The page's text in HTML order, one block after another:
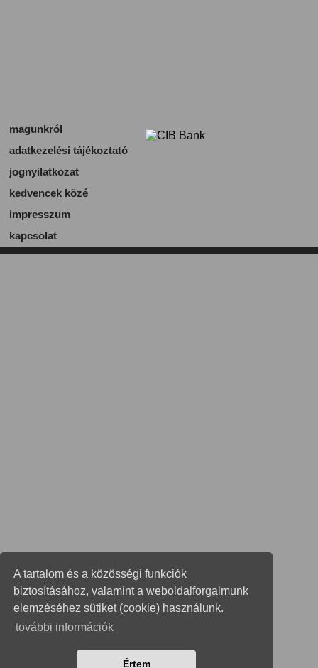
A tartalom és a közösségi funkciók
biztosításához, valamint a weboldalforgalmunk
elemzéséhez sütiket (cookie) használunk.
további információk
Értem
magunkról
adatkezelési tájékoztató
jognyilatkozat
kedvencek közé
impresszum
kapcsolat